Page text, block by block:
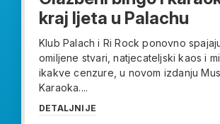
kraj ljeta u Palachu
Klub Palach i Ri Rock ponovno
omiljene stvari, natjecateljski kaos i
ikakve cenzure, u novom izdanju
Karaoka....
DETALJNIJE